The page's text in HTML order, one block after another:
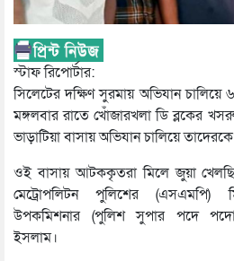
স্টাফ রিপোর্টার:
সিলেটের দক্ষিণ সুরমায় অভিযান
মঙ্গলবার রাতে খোঁজারখলা ডি ব্লকের
ভাড়াটিয়া বাসায় অভিযান চালিয়ে
ওই বাসায় আটককৃতরা মিলে জুয়া
মেট্রোপলিটন পুলিশের (এসএমপি)
উপকমিশনার (পুলিশ সুপার পদে
ইসলাম।